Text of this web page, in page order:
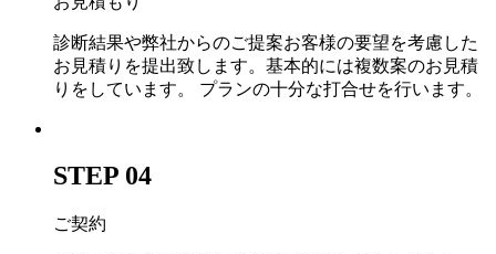
診断結果や弊社からのご提案お客様の要望を考慮した
お見積りを提出致します。基本的には複数案のお見積
りをしています。 プランの十分な打合せを行います。
STEP 04
ご契約